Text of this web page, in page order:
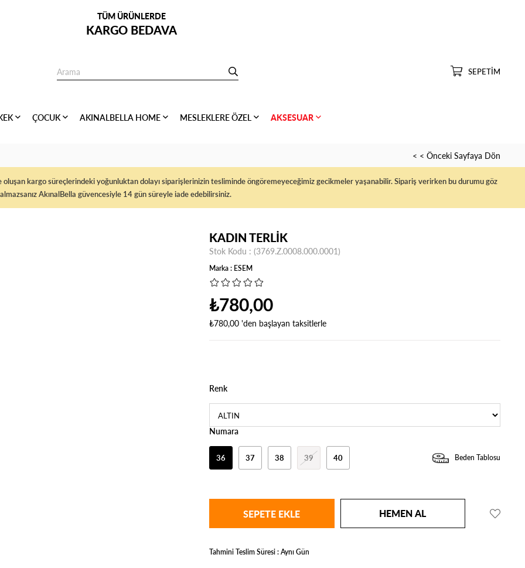
TÜM ÜRÜNLERDE
KARGO BEDAVA
SEPETIM
ÇOCUK AKINALBELLA HOME MESLEKLERE ÖZEL AKSESUAR
< < Önceki Sayfaya Dön
kargo süreçlerindeki yoğunluktan dolayı siparişlerinizin tesliminde öngöremeyeceğimiz gecikmeler yaşanabilir. Sipariş verirken bu durumu göz
AkınalBella güvencesiyle 14 gün süreyle iade edebilirsiniz.
KADIN TERLİK
Stok Kodu (3769.Z.0008.000.0001)
Marka: ESEM
₺780,00
₺780,00 'den başlayan taksitlerle
Renk
Numara
36 37 38 39 40 Beden Tablosu
Tahmini Teslim Süresi:Aynı Gün